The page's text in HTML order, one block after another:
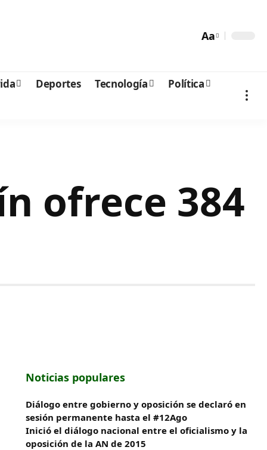
Aa
Deportes Tecnología
Política
ofrece 384
Noticias populares
Diálogo entre gobierno y oposición se declaró en
sesión permanente hasta el #12Ago
Inició el diálogo nacional entre el oficialismo y la
oposición de la AN de 2015